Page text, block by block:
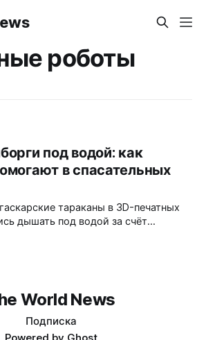
роботы
под водой: как
в спасательных
тараканы в 3D-печатных
дышать под водой за счёт
и трёхчасовую автономность, но
World News
Подписка